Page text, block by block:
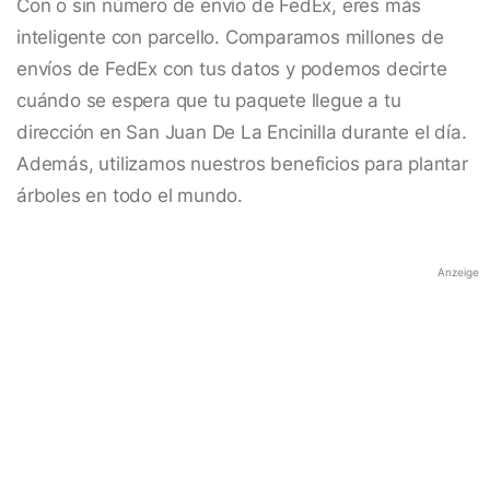
Con o sin número de envío de FedEx, eres más
inteligente con parcello. Comparamos millones de
envíos de FedEx con tus datos y podemos decirte
cuándo se espera que tu paquete llegue a tu
dirección en San Juan De La Encinilla durante el día.
Además, utilizamos nuestros beneficios para plantar
árboles en todo el mundo.
Anzeige